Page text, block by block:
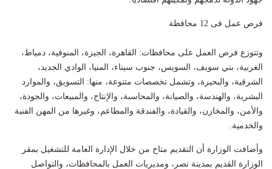
فرص عمل فى 12 محافظة
وتتوزع فرص العمل على محافظات: القاهرة، الجيزة، المنوفية، دمياط،
الغربية، بني سويف، السويس، جنوب سيناء، المنيا، الوادي الجديد،
الشرقية، والبحيرة، وتشمل تخصصات متنوعة، منها: التسويق، والموارد
البشرية، والهندسة، والصيانة، والمحاسبة، والإنتاج، والمبيعات، والجودة،
والأمن، والمخازن، والقيادة، والفندقة والمطاعم، وغيرها من المهن الفنية
والخدمية.
وأضافت الوزارة أن التقديم متاح من خلال الإدارة العامة للتشغيل بمقر
الوزارة القديم بمدينة نصر، ومديريات العمل بالمحافظات، والتواصل